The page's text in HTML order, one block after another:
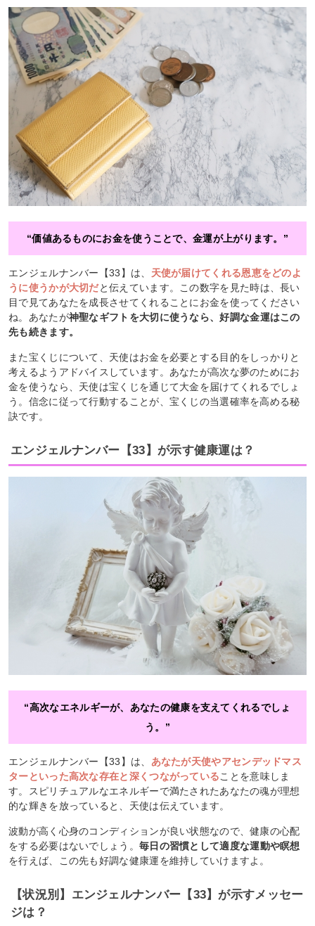
“価値あるものにお金を使うことで、金運が上がります。”
エンジェルナンバー【33】は、 天使が届けてくれる恩恵をどのよ
うに使うかが大切だと伝えています。この数字を見た時は、長い
目で見てあなたを成長させてくれることにお金を使ってください
ね。あなたが神聖なギフトを大切に使うなら、好調な金運はこの
先も続きます。
また宝くじについて、天使はお金を必要とする目的をしっかりと
考えるようアドバイスしています。あなたが高次な夢のためにお
金を使うなら、天使は宝くじを通じて大金を届けてくれるでしょ
う。信念に従って行動することが、宝くじの当選確率を高める秘
訣です。
エンジェルナンバー【33】が示す健康運は？
“高次なエネルギーが、あなたの健康を支えてくれるでしょ
う。”
エンジェルナンバー【33】は、 あなたが天使やアセンデッドマス
ターといった高次な存在と深くつながっていることを意味しま
す。スピリチュアルなエネルギーで満たされたあなたの魂が理想
的な輝きを放っていると、天使は伝えています。
波動が高く心身のコンディションが良い状態なので、健康の心配
をする必要はないでしょう。 毎日の習慣として適度な運動や瞑想
を行えば、この先も好調な健康運を維持していけますよ。
【状況別】エンジェルナンバー【33】が示すメッセー
ジは？